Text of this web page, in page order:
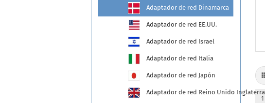
1
Adaptador de red Dinamarca
Adaptador de red EE.UU.
Adaptador de red Israel
Adaptador de red Italia
Adaptador de red Japón
Adaptador de red Reino Unido Inglaterra